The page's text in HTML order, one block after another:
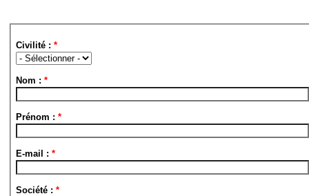
Civilité : *
Nom : *
Prénom : *
E-mail : *
Société : *